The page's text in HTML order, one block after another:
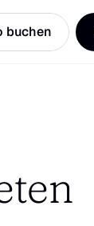
buchen